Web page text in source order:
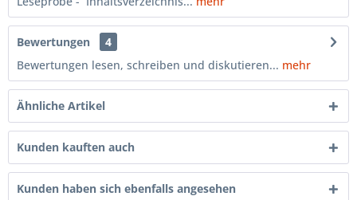
Bewertungen
4
Bewertungen lesen, schreiben und diskutieren... mehr
Ähnliche Artikel
Kunden kauften auch
Kunden haben sich ebenfalls angesehen